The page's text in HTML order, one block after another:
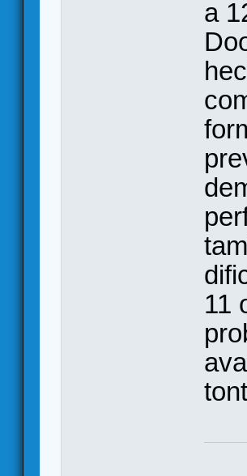
a
11